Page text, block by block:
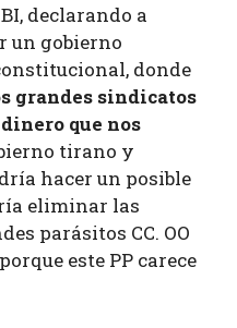
declarando a
un gobierno
donde
grandes sindicatos
que nos
tirano y
hacer un posible
eliminar las
parásitos CC. OO
este PP carece